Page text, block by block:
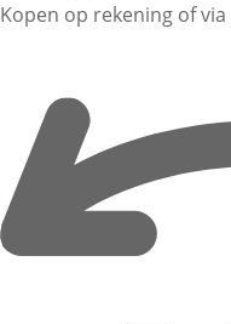
Kopen op rekening of